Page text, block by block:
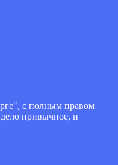
с полным правом
привычное, и